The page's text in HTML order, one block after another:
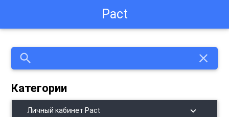
Pact
search close
Категории
Личный кабинет Pact chevron_right